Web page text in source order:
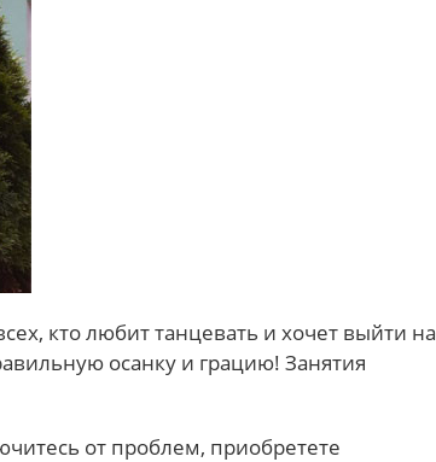
кто любит танцевать и хочет выйти на
осанку и грацию! Занятия
от проблем, приобретете